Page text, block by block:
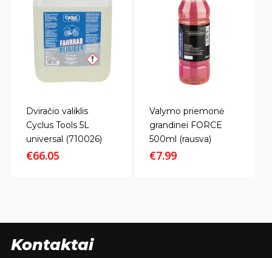
Dviračio valiklis
Cyclus Tools 5L
universal (710026)
€66.05
Valymo priemonė
grandinei FORCE
500ml (rausva)
€7.99
Kontaktai